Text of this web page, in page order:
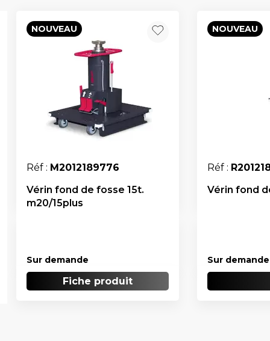
NOUVEAU
Réf : M2012189776
Vérin fond de fosse 15t.
m20/15plus
Sur demande
Fiche produit
NOUVEAU
Réf :
Vérin fond
Sur demande